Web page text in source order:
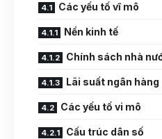
Các yếu tố vĩ mô
Nền kinh tế
Chính sách nhà
Lãi suất ngân hàng
Các yếu tố vi mô
Cấu trúc dân số